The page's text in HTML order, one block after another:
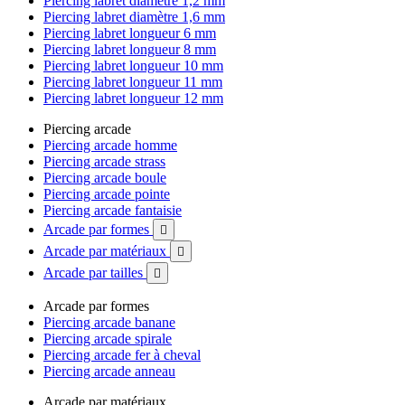
Piercing labret diamètre 1,6 mm
Piercing labret longueur 6 mm
Piercing labret longueur 8 mm
Piercing labret longueur 10 mm
Piercing labret longueur 11 mm
Piercing labret longueur 12 mm
Piercing arcade
Piercing arcade homme
Piercing arcade strass
Piercing arcade boule
Piercing arcade pointe
Piercing arcade fantaisie
Arcade par formes

Arcade par matériaux 
Arcade par tailles 
Arcade par formes
Piercing arcade banane
Piercing arcade spirale
Piercing arcade fer à cheval
Piercing arcade anneau
Arcade par matériaux